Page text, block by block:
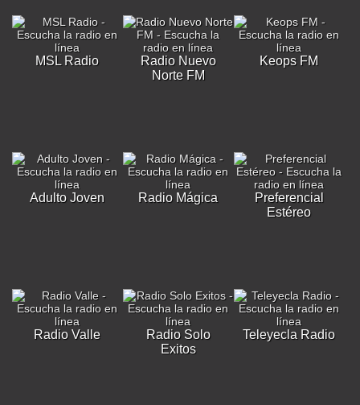
MSL Radio
Radio Nuevo
Norte FM
Keops FM
Adulto Joven Radio Mágica
Preferencial
Estéreo
Radio Valle
Radio Solo
Exitos
Teleyecla Radio